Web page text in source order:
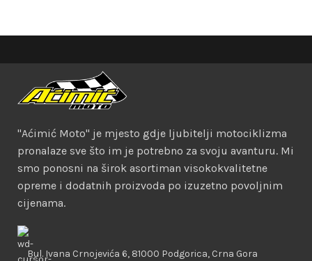
"Aćimić Moto" je mjesto gdje ljubitelji motociklizma
pronalaze sve što im je potrebno za svoju avanturu. Mi
smo ponosni na širok asortiman visokokvalitetne
opreme i dodatnih proizvoda po izuzetno povoljnim
cijenama.
Bul. Ivana Crnojevića 6, 81000 Podgorica, Crna Gora